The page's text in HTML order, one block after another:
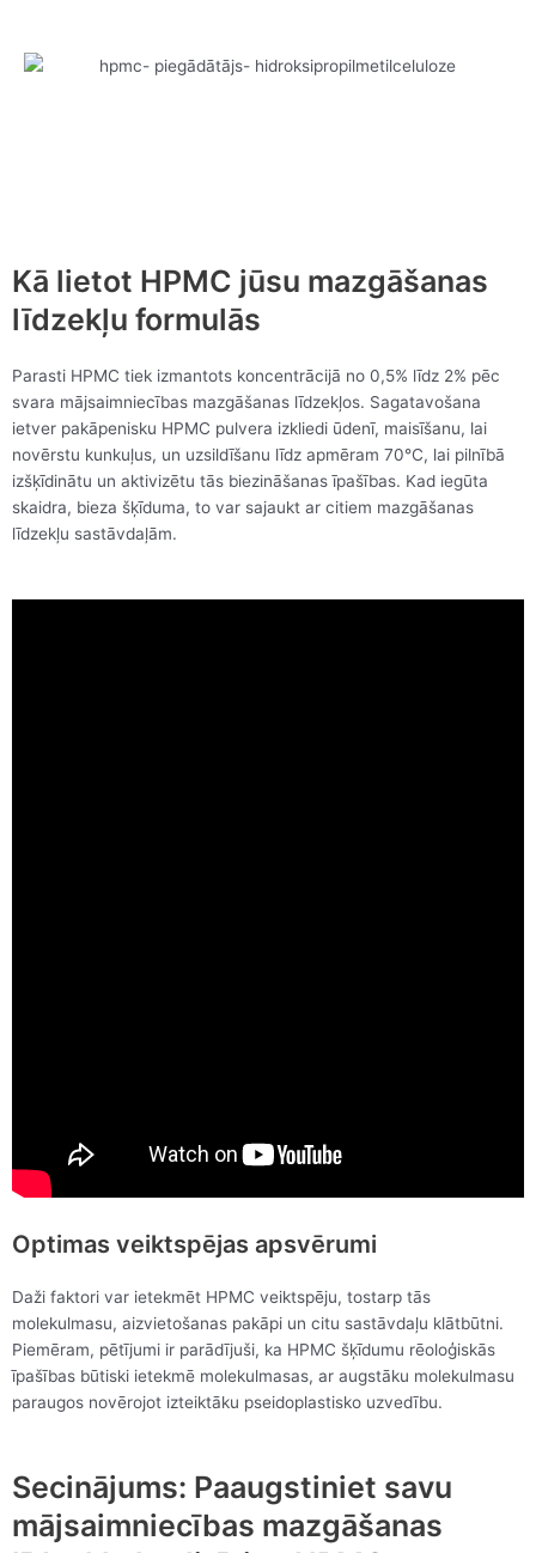
Kā lietot HPMC jūsu mazgāšanas
līdzekļu formulās
Parasti HPMC tiek izmantots koncentrācijā no 0,5% līdz 2% pēc
svara mājsaimniecības mazgāšanas līdzekļos. Sagatavošana
ietver pakāpenisku HPMC pulvera izkliedi ūdenī, maisīšanu, lai
novērstu kunkuļus, un uzsildīšanu līdz apmēram 70°C, lai pilnībā
izšķīdinātu un aktivizētu tās biezināšanas īpašības. Kad iegūta
skaidra, bieza šķīduma, to var sajaukt ar citiem mazgāšanas
līdzekļu sastāvdaļām.
Optimas veiktspējas apsvērumi
Daži faktori var ietekmēt HPMC veiktspēju, tostarp tās
molekulmasu, aizvietošanas pakāpi un citu sastāvdaļu klātbūtni.
Piemēram, pētījumi ir parādījuši, ka HPMC šķīdumu rēoloģiskās
īpašības būtiski ietekmē molekulmasas, ar augstāku molekulmasu
paraugos novērojot izteiktāku pseidoplastisko uzvedību.
Secinājums: Paaugstiniet savu
mājsaimniecības mazgāšanas